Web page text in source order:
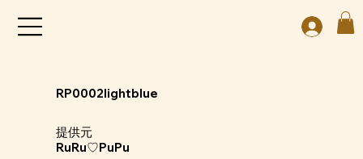
RP0002lightblue
​提供元
RuRu♡PuPu